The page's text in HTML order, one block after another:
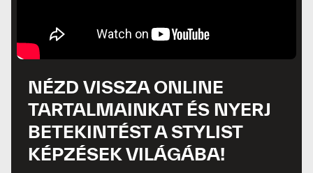
NÉZD VISSZA ONLINE
TARTALMAINKAT ÉS NYERJ
BETEKINTÉST A STYLIST
KÉPZÉSEK VILÁGÁBA!
NÉZD VISSZA ONLINE
TARTALMAINKAT ÉS NYERJ
BETEKINTÉST A STYLIST
KÉPZÉSEK VILÁGÁBA!